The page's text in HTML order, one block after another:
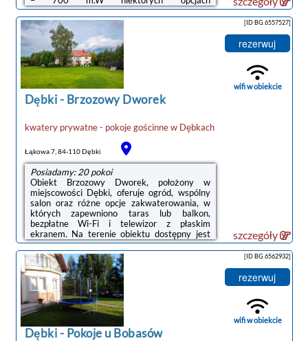
zakwaterowania zapewniono aneks kuchenny
z pełnym wyposażeniem, prywatną łazienkę z
prysznicem oraz balkon z widokiem na
ogród.Na terenie obiektu Kwatery Dominik
dostępny jest taras i sprzęt do
grillowania.Odległość ważnych miejsc od
obiektu: Dworzec kolejowy – 50 km. Lotnisko
Lotnisko Gdańsk-Rębiechowo znajduje się 67
km od obiektu.Doba ...
Dębki- Brzozowy Dworek
kwatery prywatne - pokoje gościnnew Dębkach
Łąkowa 7, 84-110 Dębki
Posiadamy: 20 pokoi
Obiekt Brzozowy Dworek, położony w
miejscowości Dębki, oferuje ogród, wspólny
salon oraz różne opcje zakwaterowania, w
których zapewniono taras lub balkon,
bezpłatne Wi-Fi i telewizor z płaskim
ekranem. Na terenie obiektu dostępny jest
prywatny parking.W niektórych opcjach
zakwaterowania znajduje się także aneks
kuchenny z zmywarką i płytą
kuchenną.Obiekt dysponuje placem zabaw.Na
miejscu Goście mogą grać w bilard. Okolica
cieszy się popularnością wśród miłośników
kajakarstwa.Odległość ważnych miejsc od
obiektu: Plaża w Dębkach – 700 m. Lotnisko
Lotnisko Gdańsk-Rębiechowo ...
[ID BG.6557527]
rezerwuj
wifi w obiekcie
szczegóły
Dębki- Pokoje u Bobasów
[ID BG.6562932]
rezerwuj
wifi w obiekcie